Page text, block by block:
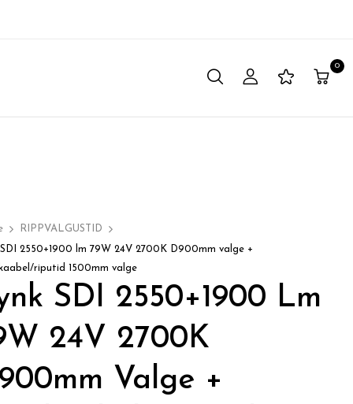
0
RIPPVALGUSTID
2550+1900 lm 79W 24V 2700K D900mm valge +
riputid 1500mm valge
SDI 2550+1900 Lm
24V 2700K
Valge +